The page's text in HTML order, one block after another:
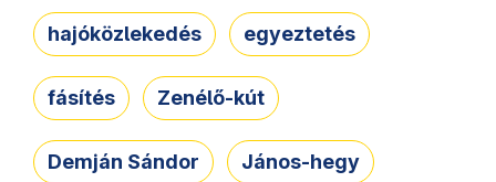
hajóközlekedés egyeztetés
fásítés Zenélő-kút
Demján Sándor János-hegy